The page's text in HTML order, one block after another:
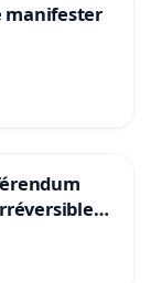
manifester